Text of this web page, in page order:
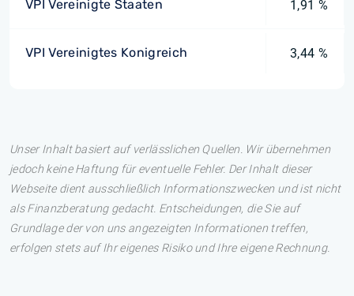
VPI Vereinigte Staaten 1,91 %
VPI Vereinigtes Konigreich 3,44 %
Unser Inhalt basiert auf verlässlichen Quellen. Wir übernehmen
jedoch keine Haftung für eventuelle Fehler. Der Inhalt dieser
Webseite dient ausschließlich Informationszwecken und ist nicht
als Finanzberatung gedacht. Entscheidungen, die Sie auf
Grundlage der von uns angezeigten Informationen treffen,
erfolgen stets auf Ihr eigenes Risiko und Ihre eigene Rechnung.